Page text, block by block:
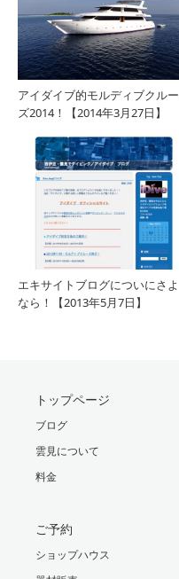
アイダイブ的モルディブクルー
ズ2014！【2014年3月27日】
エキサイトブログについにさよ
なら！【2013年5月7日】
トップページ
ブログ
雲見について
料金
ご予約
ショップハウス